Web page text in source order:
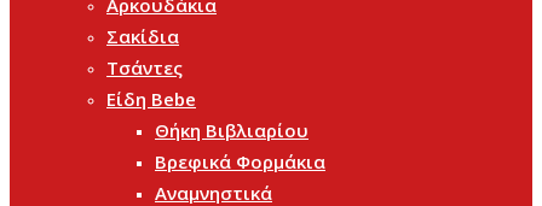
Αρκουδάκια
Σακίδια
Τσάντες
Είδη Bebe
Θήκη Βιβλιαρίου
Βρεφικά Φορμάκια
Αναμνηστικά